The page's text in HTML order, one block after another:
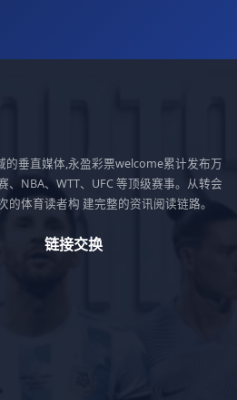
的垂直媒体,永盈彩票welcome累计发布万
、NBA、WTT、UFC 等顶级赛事。从转会
的体育读者构 建完整的资讯阅读链路。
链接交换